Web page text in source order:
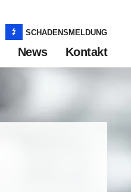
SCHADENSMELDUNG
News Kontakt